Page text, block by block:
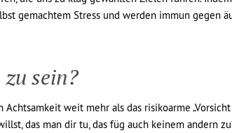
gemachtem Stress und werden immun gegen
sein?
weit mehr als das risikoarme
das man dir tu, das füg auch keinem andern